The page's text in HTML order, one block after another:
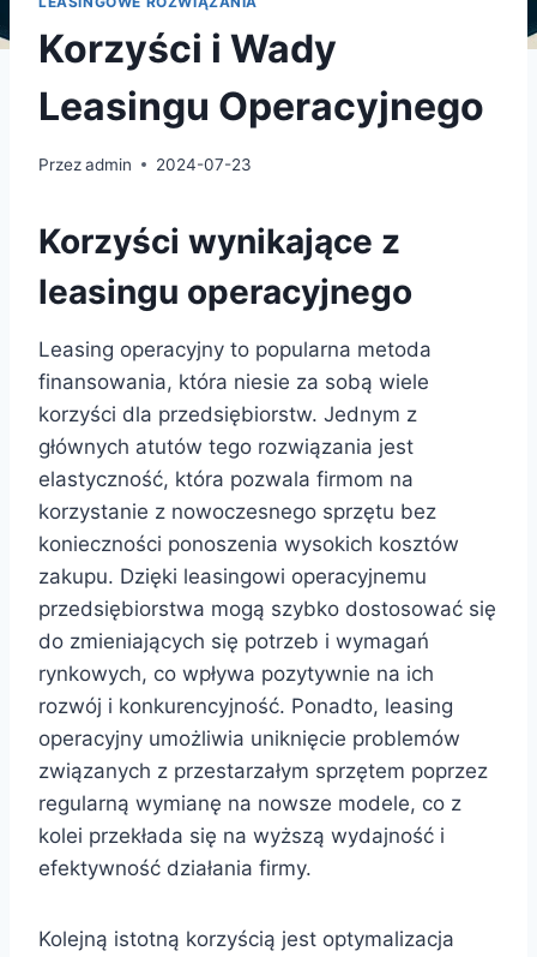
Korzyści i Wady
Leasingu Operacyjnego
Przezadmin 2024-07-23
Korzyści wynikające z
leasingu operacyjnego
Leasing operacyjny to popularna metoda
finansowania, która niesie za sobą wiele
korzyści dla przedsiębiorstw. Jednym z
głównych atutów tego rozwiązania jest
elastyczność, która pozwala firmom na
korzystanie z nowoczesnego sprzętu bez
konieczności ponoszenia wysokich kosztów
zakupu. Dzięki leasingowi operacyjnemu
przedsiębiorstwa mogą szybko dostosować się
do zmieniających się potrzeb i wymagań
rynkowych, co wpływa pozytywnie na ich
rozwój i konkurencyjność. Ponadto, leasing
operacyjny umożliwia uniknięcie problemów
związanych z przestarzałym sprzętem poprzez
regularną wymianę na nowsze modele, co z
kolei przekłada się na wyższą wydajność i
efektywność działania firmy.
Kolejną istotną korzyścią jest optymalizacja